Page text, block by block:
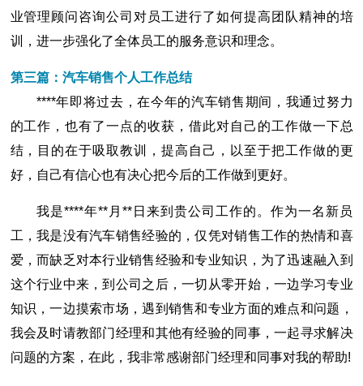
业管理顾问咨询公司对员工进行了如何提高团队精神的培
训，进一步强化了全体员工的服务意识和理念。
第三篇：汽车销售个人工作总结
****年即将过去，在今年的汽车销售期间，我通过努力
的工作，也有了一点的收获，借此对自己的工作做一下总
结，目的在于吸取教训，提高自己，以至于把工作做的更
好，自己有信心也有决心把今后的工作做到更好。
我是****年**月**日来到贵公司工作的。作为一名新员
工，我是没有汽车销售经验的，仅凭对销售工作的热情和喜
爱，而缺乏对本行业销售经验和专业知识，为了迅速融入到
这个行业中来，到公司之后，一切从零开始，一边学习专业
知识，一边摸索市场，遇到销售和专业方面的难点和问题，
我会及时请教部门经理和其他有经验的同事，一起寻求解决
问题的方案，在此，我非常感谢部门经理和同事对我的帮助!